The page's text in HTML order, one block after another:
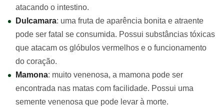
atacando o intestino.
Dulcamara: uma fruta de aparência bonita e atraente
pode ser fatal se consumida. Possui substâncias tóxicas
que atacam os glóbulos vermelhos e o funcionamento
do coração.
Mamona: muito venenosa, a mamona pode ser
encontrada nas matas com facilidade. Possui uma
semente venenosa que pode levar à morte.